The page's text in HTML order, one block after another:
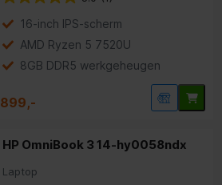
16-inch IPS-scherm
AMD Ryzen 5 7520U
8GB DDR5 werkgeheugen
899,-
HP OmniBook 3 14-hy0058ndx
Laptop